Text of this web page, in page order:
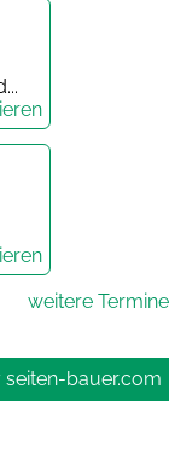
weitere Termine
seiten-bauer.com